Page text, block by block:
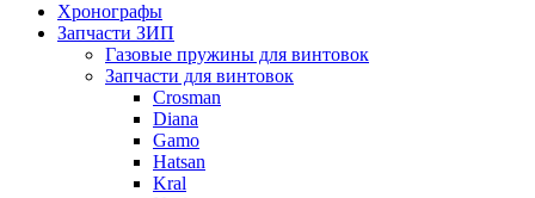
Хронографы
Запчасти ЗИП
Газовые пружины для винтовок
Запчасти для винтовок
Crosman
Diana
Gamo
Hatsan
Kral